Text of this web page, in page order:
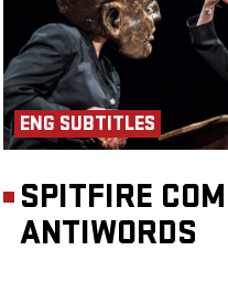
ENG SUBTITLES
SPITFIRE
ANTIWORDS